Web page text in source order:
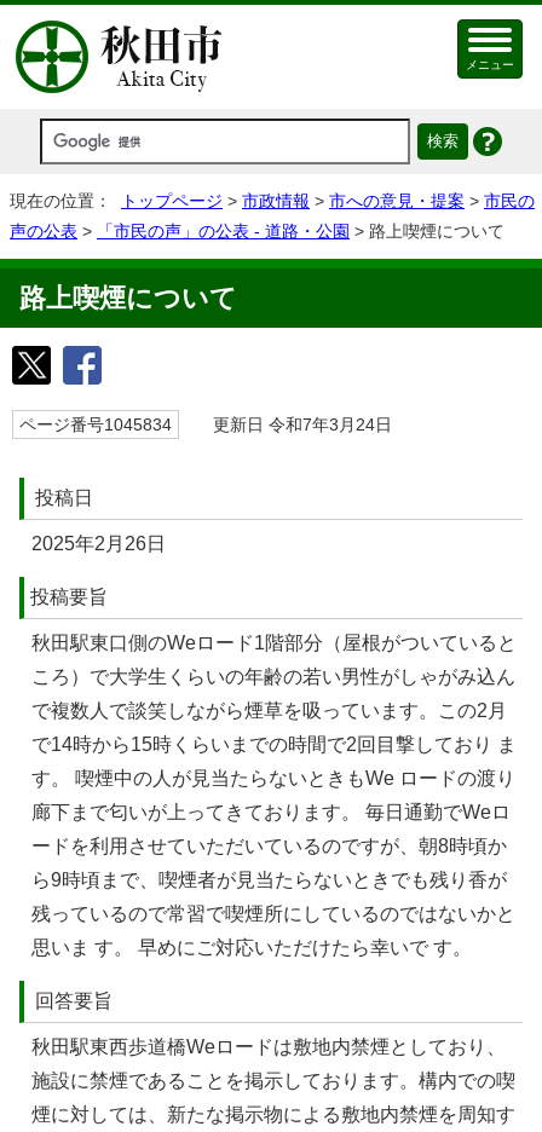
メニュー
現在の位置： トップページ > 市政情報 > 市への意見・提案 > 市民の
声の公表 > 「市民の声」の公表 - 道路・公園 > 路上喫煙について
路上喫煙について
ページ番号1045834 更新日 令和7年3月24日
投稿日
2025年2月26日
投稿要旨
秋⽥駅東⼝側のWeロード1階部分（屋根がついていると
ころ）で⼤学⽣くらいの年齢の若い男性がしゃがみ込ん
で複数⼈で談笑しながら煙草を吸っています。この2⽉
で14時から15時くらいまでの時間で2回目撃しており ま
す。 喫煙中の⼈が⾒当たらないときもWe ロードの渡り
廊下まで匂いが上ってきております。 毎⽇通勤でWeロ
ードを利⽤させていただいているのですが、朝8時頃か
ら9時頃まで、喫煙者が⾒当たらないときでも残り⾹が
残っているので常習で喫煙所にしているのではないかと
思いま す。 早めにご対応いただけたら幸いで す。
回答要旨
秋田駅東西歩道橋Weロードは敷地内禁煙としており、
施設に禁煙であることを掲示しております。構内での喫
煙に対しては、新たな掲示物による敷地内禁煙を周知す